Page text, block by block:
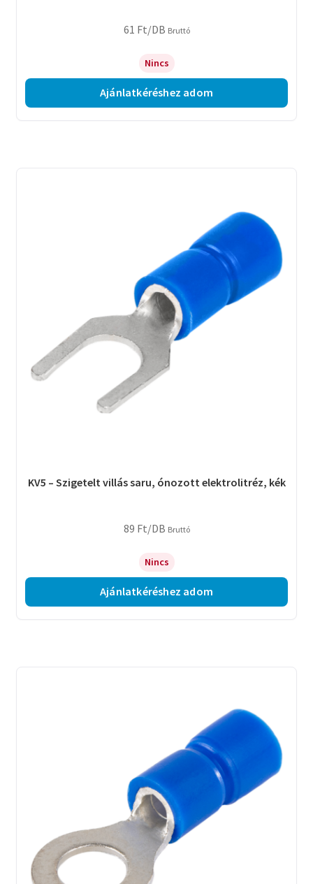
61 Ft/DB Bruttó
Nincs
Ajánlatkéréshez adom
KV5 – Szigetelt villás saru, ónozott elektrolitréz, kék
89 Ft/DB Bruttó
Nincs
Ajánlatkéréshez adom